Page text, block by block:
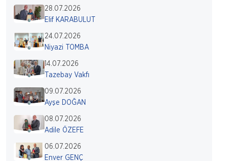
28.07.2026
Elif KARABULUT
24.07.2026
Niyazi TOMBA
14.07.2026
Tazebay Vakfı
09.07.2026
Ayşe DOĞAN
08.07.2026
Adile ÖZEFE
06.07.2026
Enver GENÇ